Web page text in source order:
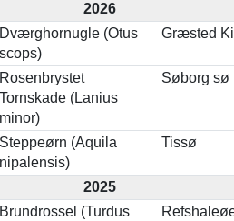
2026
Dværghornugle (Otus
scops)
Græsted
Rosenbrystet
Tornskade (Lanius
minor)
Søborg sø
Steppeørn (Aquila
nipalensis)
Tissø
2025
Brundrossel (Turdus